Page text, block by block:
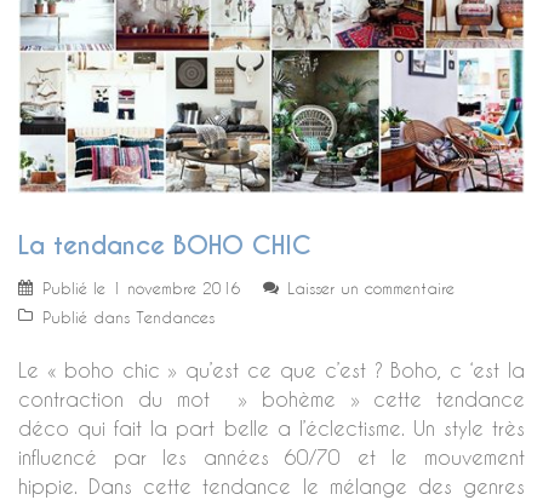
La tendance BOHO CHIC
Publié le 1 novembre 2016
Laisser un commentaire
Publié dans Tendances
Le « boho chic » qu’est ce que c’est ? Boho, c ‘est la
contraction du mot » bohème » cette tendance
déco qui fait la part belle a l’éclectisme. Un style très
influencé par les années 60/70 et le mouvement
hippie. Dans cette tendance le mélange des genres